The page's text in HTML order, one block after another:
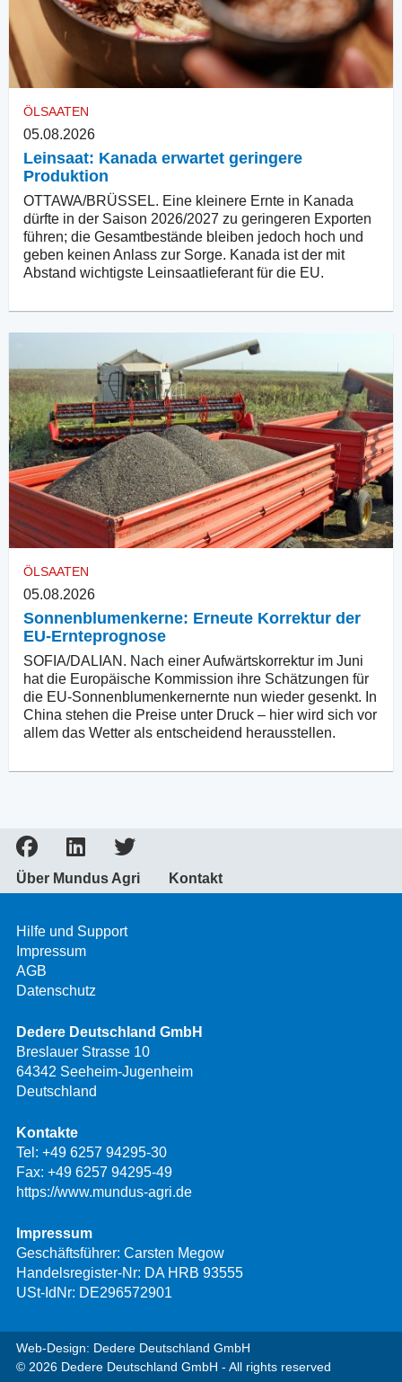
ÖLSAATEN
05.08.2026
Leinsaat: Kanada erwartet geringere
Produktion
OTTAWA/BRÜSSEL. Eine kleinere Ernte in Kanada
dürfte in der Saison 2026/2027 zu geringeren Exporten
führen; die Gesamtbestände bleiben jedoch hoch und
geben keinen Anlass zur Sorge. Kanada ist der mit
Abstand wichtigste Leinsaatlieferant für die EU.
ÖLSAATEN
05.08.2026
Sonnenblumenkerne: Erneute Korrektur der
EU-Ernteprognose
SOFIA/DALIAN. Nach einer Aufwärtskorrektur im Juni
hat die Europäische Kommission ihre Schätzungen für
die EU-Sonnenblumenkernernte nun wieder gesenkt. In
China stehen die Preise unter Druck – hier wird sich vor
allem das Wetter als entscheidend herausstellen.
Über Mundus Agri Kontakt
Hilfe und Support
Impressum
AGB
Datenschutz
Dedere Deutschland GmbH
Breslauer Strasse 10
64342 Seeheim-Jugenheim
Deutschland
Kontakte
Tel: +49 6257 94295-30
Fax: +49 6257 94295-49
https://www.mundus-agri.de
Impressum
Geschäftsführer: Carsten Megow
Handelsregister-Nr: DA HRB 93555
USt-IdNr: DE296572901
Web-Design: Dedere Deutschland GmbH
© 2026 Dedere Deutschland GmbH - All rights reserved